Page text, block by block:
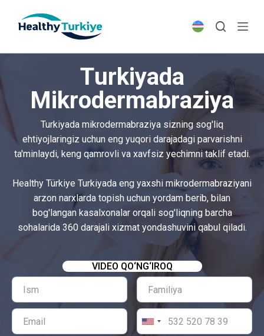
p
n
e
t
Turkiyada
Mikrodermabraziya
Turkiyada mikrodermabraziya sizning sog'liq
ehtiyojlaringiz uchun eng yuqori darajadagi parvarishni
ta'minlaydi, keng qamrovli va xavfsiz yechimni taklif etadi.
Healthy Türkiye Turkiyada eng yaxshi mikrodermabraziyani
arzon narxlarda topish uchun yordam berib, bilan
bog'langan kasalxonalar orqali sog'liqning barcha
sohalarida 360 darajali xizmat yondashuvini qabul qiladi.
VIDEO QO‘NG‘IROQ